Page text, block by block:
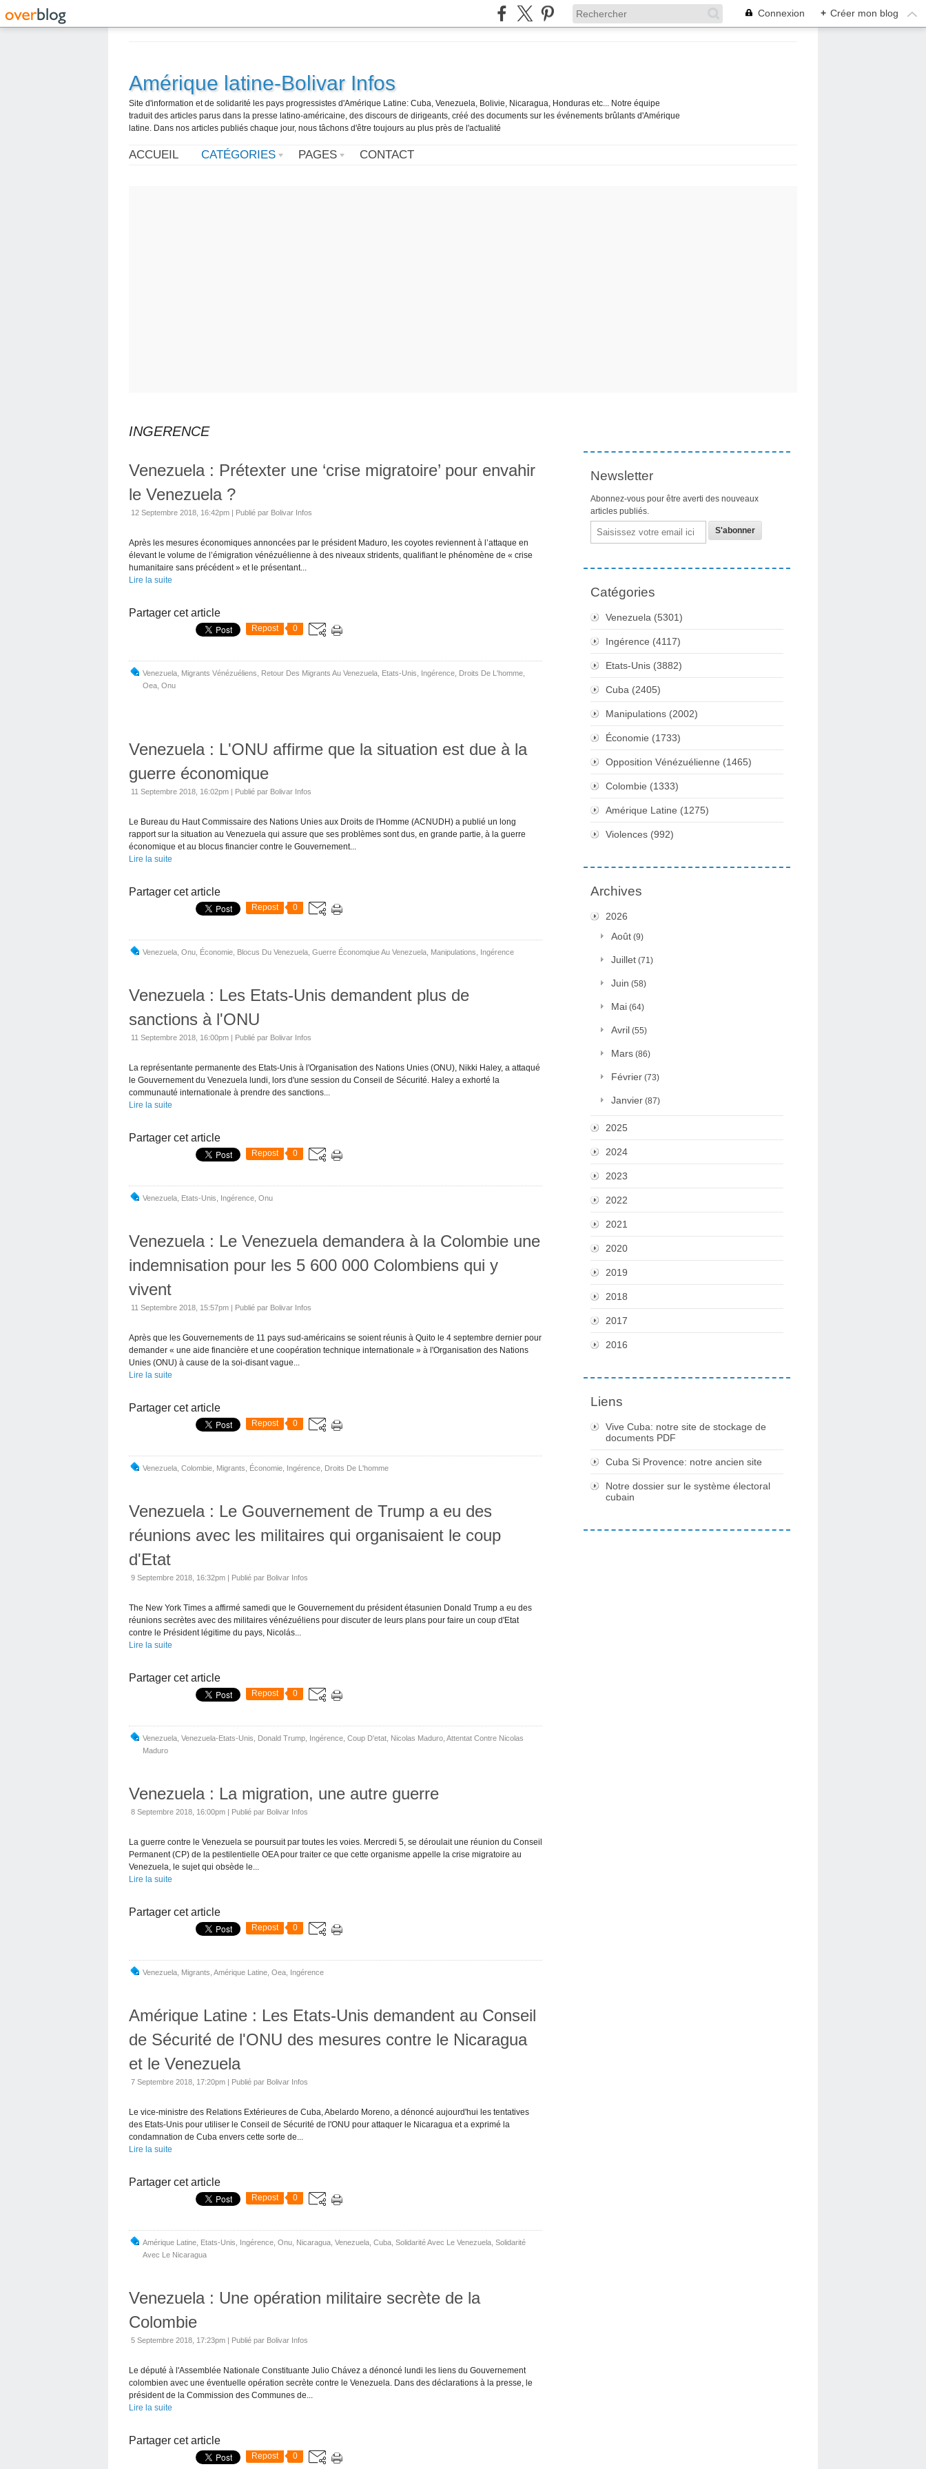
Connexion + Créer mon blog
Amérique latine-Bolivar Infos
Site d'information et de solidarité les pays progressistes d'Amérique Latine: Cuba, Venezuela, Bolivie, Nicaragua, Honduras etc... Notre équipe
traduit des articles parus dans la presse latino-américaine, des discours de dirigeants, créé des documents sur les événements brûlants d'Amérique
latine. Dans nos articles publiés chaque jour, nous tâchons d'être toujours au plus près de l'actualité
ACCUEIL CATÉGORIES PAGES CONTACT
INGERENCE
Venezuela : Prétexter une ‘crise migratoire’ pour envahir
le Venezuela ?
12 Septembre 2018, 16:42pm | Publié par Bolivar Infos
Après les mesures économiques annoncées par le président Maduro, les coyotes reviennent à l’attaque en
élevant le volume de l’émigration vénézuélienne à des niveaux stridents, qualifiant le phénomène de « crise
humanitaire sans précédent » et le présentant...
Lire la suite
Partager cet article
Repost 0
Venezuela Migrants Vénézuéliens Retour Des Migrants Au Venezuela Etats-Unis Ingérence Droits De L'homme
Oea Onu
Venezuela : L'ONU affirme que la situation est due à la
guerre économique
11 Septembre 2018, 16:02pm | Publié par Bolivar Infos
Le Bureau du Haut Commissaire des Nations Unies aux Droits de l'Homme (ACNUDH) a publié un long
rapport sur la situation au Venezuela qui assure que ses problèmes sont dus, en grande partie, à la guerre
économique et au blocus financier contre le Gouvernement...
Lire la suite
Partager cet article
Repost 0
Venezuela Onu Économie Blocus Du Venezuela Guerre Économqiue Au Venezuela Manipulations Ingérence
Venezuela : Les Etats-Unis demandent plus de
sanctions à l'ONU
11 Septembre 2018, 16:00pm | Publié par Bolivar Infos
La représentante permanente des Etats-Unis à l'Organisation des Nations Unies (ONU), Nikki Haley, a attaqué
le Gouvernement du Venezuela lundi, lors d'une session du Conseil de Sécurité. Haley a exhorté la
communauté internationale à prendre des sanctions...
Lire la suite
Partager cet article
Repost 0
Venezuela Etats-Unis Ingérence Onu
Venezuela : Le Venezuela demandera à la Colombie une
indemnisation pour les 5 600 000 Colombiens qui y
vivent
11 Septembre 2018, 15:57pm | Publié par Bolivar Infos
Après que les Gouvernements de 11 pays sud-américains se soient réunis à Quito le 4 septembre dernier pour
demander « une aide financière et une coopération technique internationale » à l'Organisation des Nations
Unies (ONU) à cause de la soi-disant vague...
Lire la suite
Partager cet article
Repost 0
Venezuela Colombie Migrants Économie Ingérence Droits De L'homme
Venezuela : Le Gouvernement de Trump a eu des
réunions avec les militaires qui organisaient le coup
d'Etat
9 Septembre 2018, 16:32pm | Publié par Bolivar Infos
The New York Times a affirmé samedi que le Gouvernement du président étasunien Donald Trump a eu des
réunions secrètes avec des militaires vénézuéliens pour discuter de leurs plans pour faire un coup d'Etat
contre le Président légitime du pays, Nicolás...
Lire la suite
Partager cet article
Repost 0
Venezuela Venezuela-Etats-Unis Donald Trump Ingérence Coup D'etat Nicolas Maduro Attentat Contre Nicolas
Maduro
Venezuela : La migration, une autre guerre
8 Septembre 2018, 16:00pm | Publié par Bolivar Infos
La guerre contre le Venezuela se poursuit par toutes les voies. Mercredi 5, se déroulait une réunion du Conseil
Permanent (CP) de la pestilentielle OEA pour traiter ce que cette organisme appelle la crise migratoire au
Venezuela, le sujet qui obsède le...
Lire la suite
Partager cet article
Repost 0
Venezuela Migrants Amérique Latine Oea Ingérence
Amérique Latine : Les Etats-Unis demandent au Conseil
de Sécurité de l'ONU des mesures contre le Nicaragua
et le Venezuela
7 Septembre 2018, 17:20pm | Publié par Bolivar Infos
Le vice-ministre des Relations Extérieures de Cuba, Abelardo Moreno, a dénoncé aujourd'hui les tentatives
des Etats-Unis pour utiliser le Conseil de Sécurité de l'ONU pour attaquer le Nicaragua et a exprimé la
condamnation de Cuba envers cette sorte de...
Lire la suite
Partager cet article
Repost 0
Amérique Latine Etats-Unis Ingérence Onu Nicaragua Venezuela Cuba Solidarité Avec Le Venezuela Solidarité
Avec Le Nicaragua
Venezuela : Une opération militaire secrète de la
Colombie
5 Septembre 2018, 17:23pm | Publié par Bolivar Infos
Le député à l'Assemblée Nationale Constituante Julio Chávez a dénoncé lundi les liens du Gouvernement
colombien avec une éventuelle opération secrète contre le Venezuela. Dans des déclarations à la presse, le
président de la Commission des Communes de...
Lire la suite
Partager cet article
Repost 0
Newsletter
Abonnez-vous pour être averti des nouveaux
articles publiés.
Email
Catégories
Venezuela (5301)
Ingérence (4117)
Etats-Unis (3882)
Cuba (2405)
Manipulations (2002)
Économie (1733)
Opposition Vénézuélienne (1465)
Colombie (1333)
Amérique Latine (1275)
Violences (992)
Archives
2026
Août (9)
Juillet (71)
Juin (58)
Mai (64)
Avril (55)
Mars (86)
Février (73)
Janvier (87)
2025
2024
2023
2022
2021
2020
2019
2018
2017
2016
Liens
Vive Cuba: notre site de stockage de
documents PDF
Cuba Si Provence: notre ancien site
Notre dossier sur le système électoral
cubain